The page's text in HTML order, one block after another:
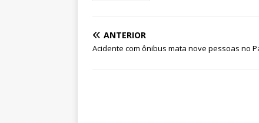
ANTERIOR
Acidente com ônibus mata nove pessoas no